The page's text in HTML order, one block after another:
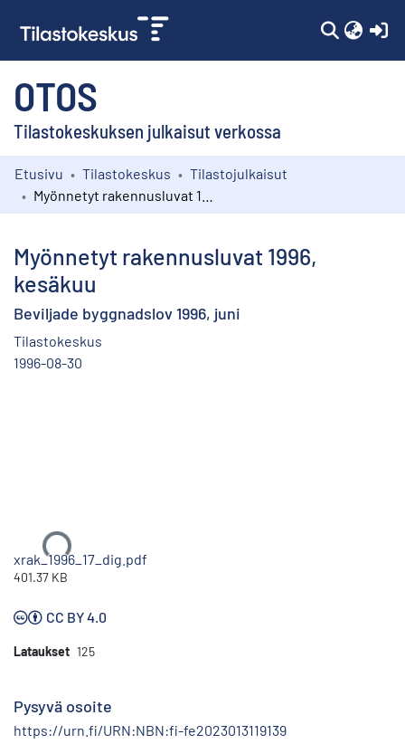
OTOS
Tilastokeskuksen julkaisut verkossa
Kokoelmat
Etusivu Tilastokeskus
Tilastojulkaisut
Myönnetyt rakennusluvat 1996,
kesäkuu
Beviljade byggnadslov 1996, juni
Tilastokeskus
1996-08-30
Ladataan...
xrak_1996_17_dig.pdf
401.37 KB
CC BY 4.0
Lataukset 125
Pysyvä osoite
https://urn.fi/URN:NBN:fi-fe2023013119139